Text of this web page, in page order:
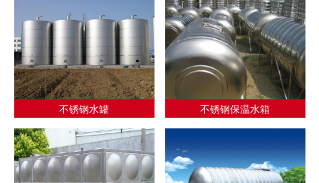
不锈钢水罐 不锈钢保温水箱